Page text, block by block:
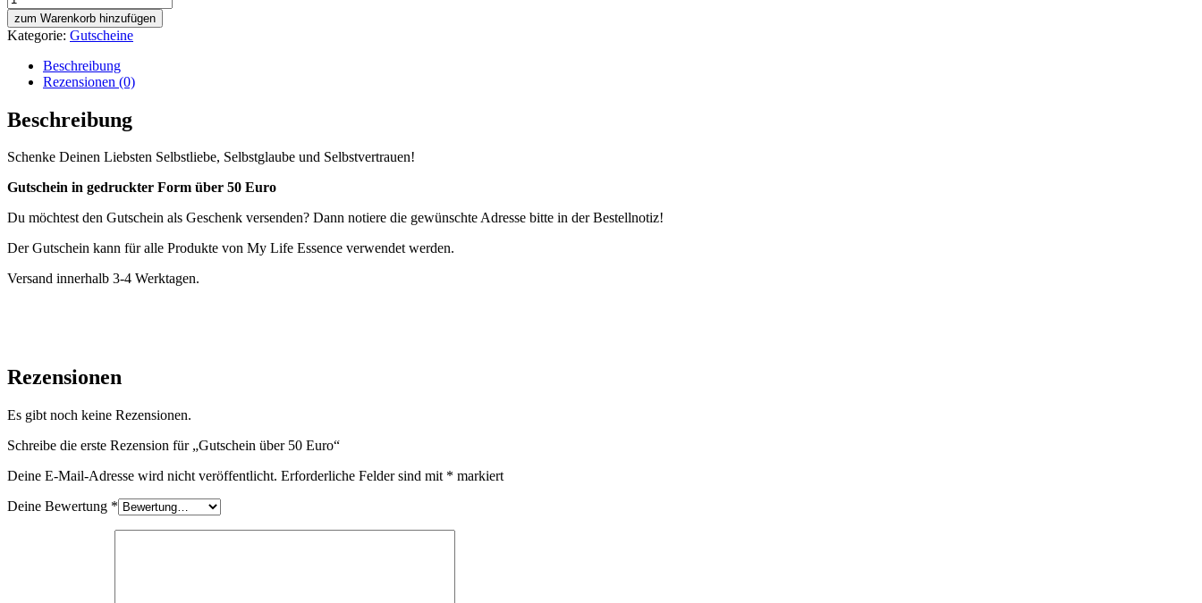
über
50
Euro
Menge
zum Warenkorb hinzufügen
Kategorie: Gutscheine
Beschreibung
Rezensionen (0)
Beschreibung
Schenke Deinen Liebsten Selbstliebe, Selbstglaube und Selbstvertrauen!
Gutschein in gedruckter Form über 50 Euro
Du möchtest den Gutschein als Geschenk versenden? Dann notiere die gewünschte Adresse bitte in der Bestellnotiz!
Der Gutschein kann für alle Produkte von My Life Essence verwendet werden.
Versand innerhalb 3-4 Werktagen.
Rezensionen
Es gibt noch keine Rezensionen.
Schreibe die erste Rezension für „Gutschein über 50 Euro“
Deine E-Mail-Adresse wird nicht veröffentlicht. Erforderliche Felder sind mit * markiert
Deine Bewertung *